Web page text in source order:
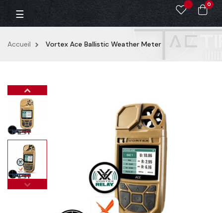
0
Basculer la navigation
☰
Accueil Vortex Ace Ballistic Weather Meter